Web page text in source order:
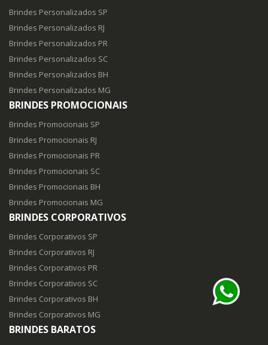
Brindes Personalizados SP
Brindes Personalizados RJ
Brindes Personalizados PR
Brindes Personalizados SC
Brindes Personalizados BH
Brindes Personalizados MG
BRINDES PROMOCIONAIS
Brindes Promocionais SP
Brindes Promocionais RJ
Brindes Promocionais PR
Brindes Promocionais SC
Brindes Promocionais BH
Brindes Promocionais MG
BRINDES CORPORATIVOS
Brindes Corporativos SP
Brindes Corporativos RJ
Brindes Corporativos PR
Brindes Corporativos SC
Brindes Corporativos BH
Brindes Corporativos MG
BRINDES BARATOS